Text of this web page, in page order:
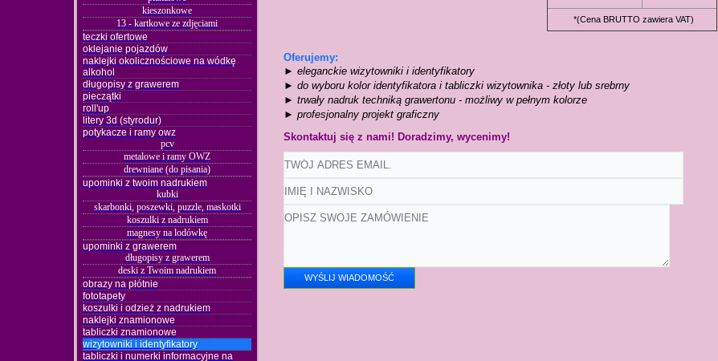
kieszonkowe
13 - kartkowe ze zdjęciami
teczki ofertowe
oklejanie pojazdów
naklejki okolicznościowe na wódkę
alkohol
długopisy z grawerem
pieczątki
roll'up
litery 3d (styrodur)
potykacze i ramy owz
pcv
metalowe i ramy OWZ
drewniane (do pisania)
upominki z twoim nadrukiem
kubki
skarbonki, poszewki, puzzle, maskotki
koszulki z nadrukiem
magnesy na lodówkę
upominki z grawerem
długopisy z grawerem
deski z Twoim nadrukiem
obrazy na płótnie
fototapety
koszulki i odzież z nadrukiem
naklejki znamionowe
tabliczki znamionowe
wizytowniki i identyfikatory
tabliczki i numerki informacyjne na
*(Cena BRUTTO zawiera VAT)
Oferujemy:
► eleganckie wizytowniki i identyfikatory
► do wyboru kolor identyfikatora i tabliczki wizytownika - złoty lub srebrny
► trwały nadruk techniką grawertonu - możliwy w pełnym kolorze
► profesjonalny projekt graficzny
Skontaktuj się z nami! Doradzimy, wycenimy!